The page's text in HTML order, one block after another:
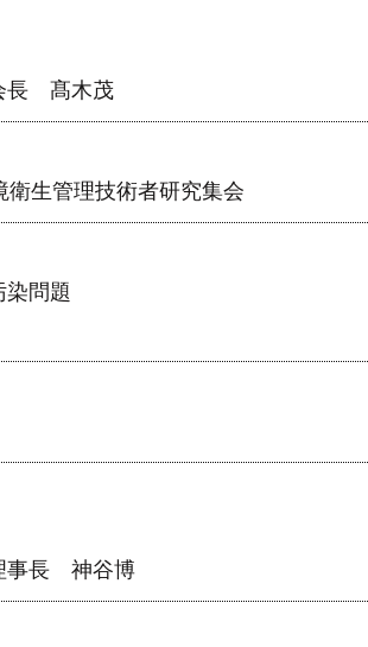
長 髙木茂
生管理技術者研究集会
染問題
事長 神谷博